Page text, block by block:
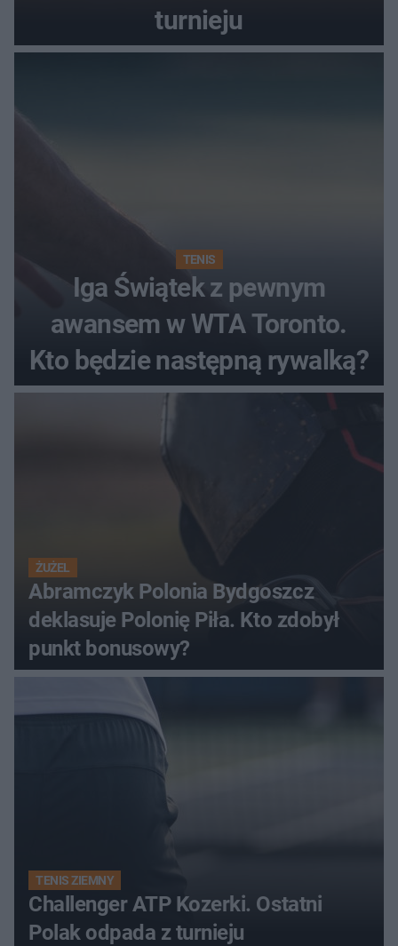
turnieju
TENIS
Iga Świątek z pewnym
awansem w WTA Toronto.
Kto będzie następną rywalką?
ŻUŻEL
Abramczyk Polonia Bydgoszcz
deklasuje Polonię Piła. Kto zdobył
punkt bonusowy?
TENIS ZIEMNY
Challenger ATP Kozerki. Ostatni
Polak odpada z turnieju